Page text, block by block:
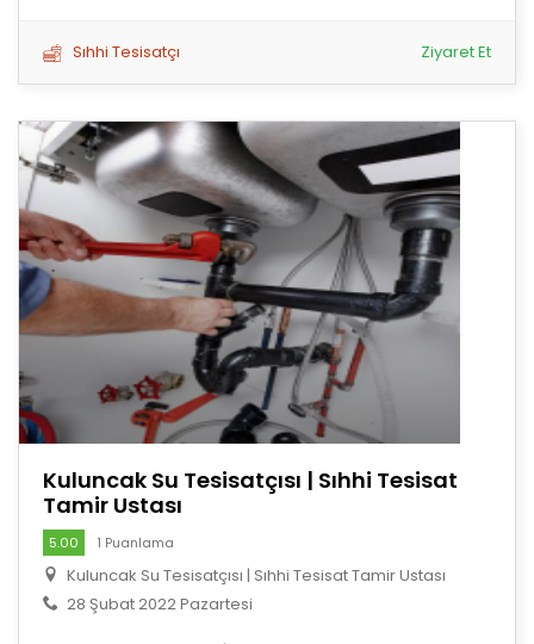
Sıhhi Tesisatçı Ziyaret Et
Kuluncak Su Tesisatçısı | Sıhhi Tesisat
Tamir Ustası
5.00 1 Puanlama
Kuluncak Su Tesisatçısı | Sıhhi Tesisat Tamir Ustası
28 Şubat 2022 Pazartesi